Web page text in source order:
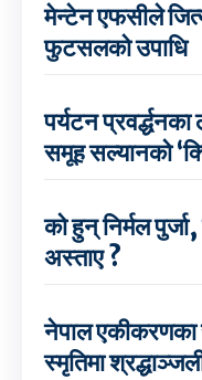
मेन्टेन एफसीले
फुटसलको उपाधि
पर्यटन प्रवर्द्धनका
समूह सल्यानको
को हुन् निर्मल
अस्ताए ?
नेपाल एकीकरणका
स्मृतिमा